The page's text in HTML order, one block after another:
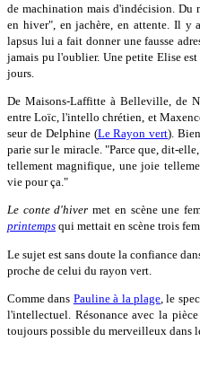
de machination mais d'indécision. Du
en hiver", en jachère, en attente. Il y
lapsus lui a fait donner une fausse
jamais pu l'oublier. Une petite Elise
jours.
De Maisons-Laffitte à Belleville, de
entre Loïc, l'intello chrétien, et
seur de Delphine (Le Rayon vert).
parie sur le miracle. "Parce que, dit-
tellement magnifique, une joie
vie pour ça."
Le conte d'hiver met en scène une
printemps qui mettait en scène trois
Le sujet est sans doute la confiance
proche de celui du rayon vert.
Comme dans Pauline à la plage , le
l'intellectuel. Résonance avec la
toujours possible du merveilleux dans